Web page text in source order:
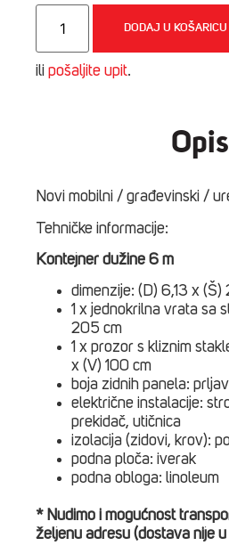
Mobilni
građevinski
uredski
kontejner
6m
količina
DODAJ U KOŠARICU
ili pošaljite upit.
Opis
Novi mobilni / građevinski /
Tehničke informacije:
Kontejner dužine 6 m
dimenzije: (D) 6,13 x
1 x jednokrilna vrata sa
205 cm
1 x prozor s kliznim
x (V) 100 cm
boja zidnih panela:
električne instalacije:
prekidač, utičnica
izolacija (zidovi, krov):
podna ploča: iverak
podna obloga: linoleum
* Nudimo i mogućnost
željenu adresu (dostava nije